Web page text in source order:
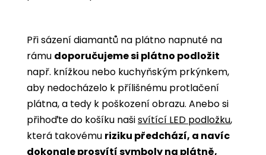
Při sázení diamantů na plátno napnuté na
rámu doporučujeme si plátno podložit
např. knížkou nebo kuchyňským prkýnkem,
aby nedocházelo k přílišnému protlačení
plátna, a tedy k poškození obrazu. Anebo si
přihoďte do košíku našisvítící LED podložku,
která takovému riziku předchází, a navíc
dokonale prosvítí symboly na plátně,